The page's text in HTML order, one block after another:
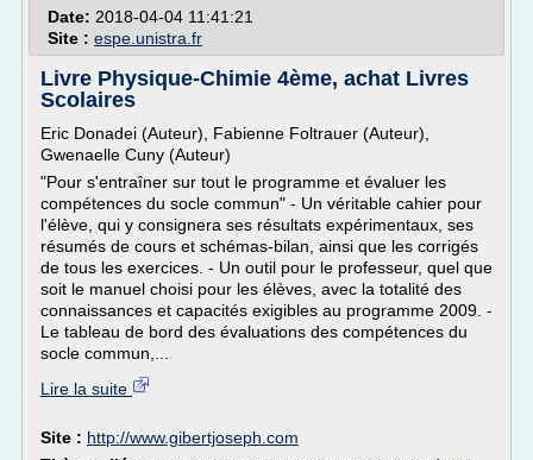
Date: 2018-04-04 11:41:21
Site : espe.unistra.fr
Livre Physique-Chimie 4ème, achat Livres
Scolaires
Eric Donadei (Auteur), Fabienne Foltrauer (Auteur),
Gwenaelle Cuny (Auteur)
"Pour s'entraîner sur tout le programme et évaluer les
compétences du socle commun" - Un véritable cahier pour
l'élève, qui y consignera ses résultats expérimentaux, ses
résumés de cours et schémas-bilan, ainsi que les corrigés
de tous les exercices. - Un outil pour le professeur, quel que
soit le manuel choisi pour les élèves, avec la totalité des
connaissances et capacités exigibles au programme 2009. -
Le tableau de bord des évaluations des compétences du
socle commun,...
Lire la suite
Site : http://www.gibertjoseph.com